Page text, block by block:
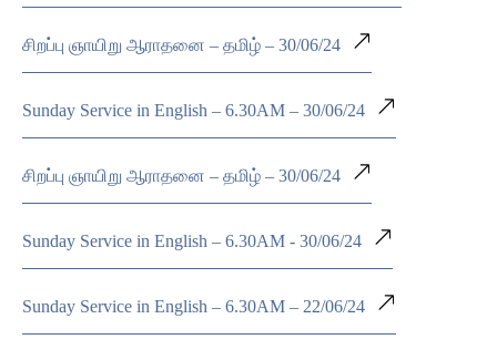
சிறப்பு ஞாயிறு ஆராதனை – தமிழ் – 30/06/24
Sunday Service in English – 6.30AM – 30/06/24
சிறப்பு ஞாயிறு ஆராதனை – தமிழ் – 30/06/24
Sunday Service in English – 6.30AM - 30/06/24
Sunday Service in English – 6.30AM – 22/06/24